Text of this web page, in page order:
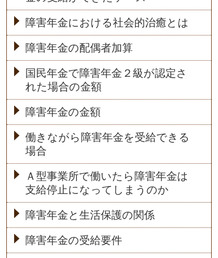
障害年金における社会的治癒とは
障害年金の配偶者加算
国民年金で障害年金２級が認定さ
れた場合の金額
障害年金の金額
働きながら障害年金を受給できる
場合
Ａ型事業所で働いたら障害年金は
支給停止になってしまうのか
障害年金と生活保護の関係
障害年金の受給要件